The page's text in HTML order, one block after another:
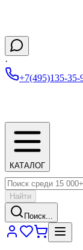
·
+7(495)135-35-
КАТАЛОГ
Найти
Поиск...